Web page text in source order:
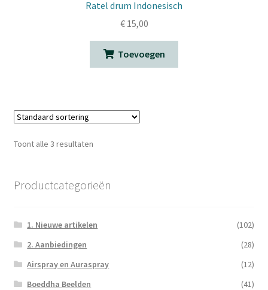
Ratel drum Indonesisch
€15,00
Toevoegen
Toont alle 3 resultaten
Productcategorieën
1. Nieuwe artikelen
(102)
2. Aanbiedingen
(28)
Airspray en Auraspray
(12)
Boeddha Beelden
(41)